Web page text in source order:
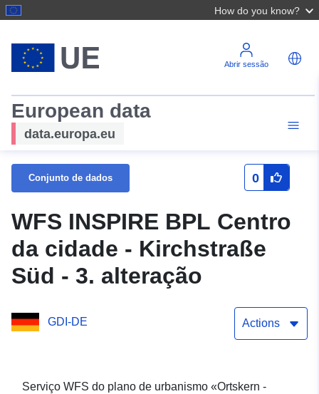
How do you know?
Abrir sessão
European data
data.europa.eu
Conjunto de dados 0
WFS INSPIRE BPL Centro
da cidade - Kirchstraße
Süd - 3. alteração
GDI-DE Actions
Serviço WFS do plano de urbanismo «Ortskern -